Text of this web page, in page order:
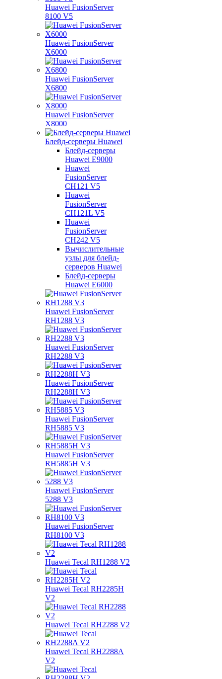
Huawei FusionServer
8100 V5
Huawei FusionServer
X6000
Huawei FusionServer
X6800
Huawei FusionServer
X8000
Блейд-серверы Huawei
Блейд-серверы
Huawei E9000
Huawei
FusionServer
CH121 V5
Huawei
FusionServer
CH121L V5
Huawei
FusionServer
CH242 V5
Вычислительные
узлы для блейд-
серверов Huawei
Блейд-серверы
Huawei E6000
Huawei FusionServer
RH1288 V3
Huawei FusionServer
RH2288 V3
Huawei FusionServer
RH2288H V3
Huawei FusionServer
RH5885 V3
Huawei FusionServer
RH5885H V3
Huawei FusionServer
5288 V3
Huawei FusionServer
RH8100 V3
Huawei Tecal RH1288 V2
Huawei Tecal RH2285H
V2
Huawei Tecal RH2288 V2
Huawei Tecal RH2288A
V2